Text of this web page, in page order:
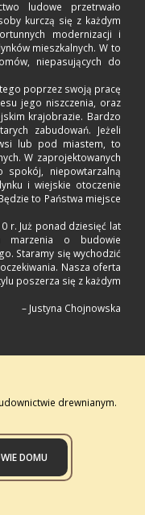
ludowe przetrwało
kurczą się z każdym
modernizacji i
mieszkalnych. W to
niepasujących do
poprzez swoją pracę
jego niszczenia, oraz
krajobrazie. Bardzo
zabudowań. Jeżeli
lub pod miastem, to
W zaprojektowanych
spokój, niepowtarzalną
i wiejskie otoczenie
to Państwa miejsce
r. Już ponad dziesięć lat
marzenia o budowie
Staramy się wychodzić
Nasza oferta
poszerza się z każdym
– Justyna Chojnowska
drewnianym.
DOMU